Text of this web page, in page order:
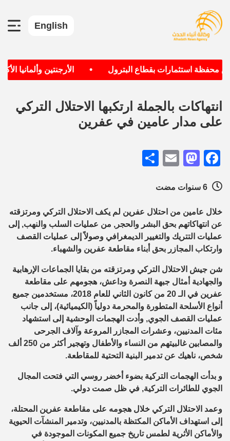
English
استثمارات بقطاع البترول • الأرجنتين وألمانيا
انتهاكات بالجملة ارتكبها الاحتلال التركي
على مدار عامين في عفرين
Facebook
Mastodon
Email
خلال عامين من احتلال عفرين لم يكف الاحتلال التركي ومرتزقته
عن انتهاكاتهم بحق البشر والحجر, من عمليات السلب والنهب, إلى
عمليات التتريك والتغيير الديمغرافي وصولاً إلى عمليات القصف
وارتكاب المجازر بحق أبناء مقاطعة عفرين والشهباء.
شن جيش الاحتلال التركي ومرتزقته من بقايا الجماعات الإرهابية
والجهادية أمثال جبهة النصرة وداعش، هجومهم على مقاطعة
عفرين في الـ 20 من كانون الثاني للعام 2018، مستخدمين جميع
أنواع الأسلحة المتطورة والمحرمة دولياً (الكيميائية)، إلى جانب
عمليات القصف الجوي, وأدت الهجمات الوحشية إلى استشهاد
مئات المدنيين، وعشرات المجازر المروعة وآلاف الجرحى
والمصابين غالبيتهم من النساء والأطفال وتهجير أكثر من 250 ألف
شخص، ناهيك عن تدمير البنية التحتية للمقاطعة.
و بدأت الهجمات التركية بضوء أخضر روسي التي فتحت المجال
الجوي للطائرات التركية, في ظل صمت دولي.
وعمد الاحتلال التركي خلال هجومه على مقاطعة عفرين المحتلة،
إلى استهداف الأماكن المكتظة بالمدنيين، وتدمير المنشآت الحيوية
والأماكن الأثرية لطمس تاريخ جميع المكونات الموجودة في